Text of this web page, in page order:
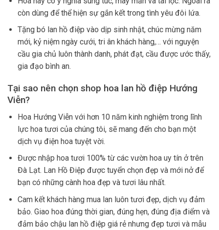
còn dùng để thể hiện sự gắn kết trong tình yêu đôi lứa.
Tặng bó lan hồ điệp vào dịp sinh nhật, chúc mừng năm
mới, kỷ niệm ngày cưới, tri ân khách hàng,… với nguyện
cầu gia chủ luôn thành danh, phát đạt, cầu được ước thấy,
gia đạo bình an.
Tại sao nên chọn shop hoa lan hồ điệp Hướng
Viễn?
Hoa Hướng Viễn với hơn 10 năm kinh nghiệm trong lĩnh
lực hoa tươi của chúng tôi, sẽ mang đến cho bạn một
dịch vụ điện hoa tuyệt vời.
Được nhập hoa tươi 100% từ các vườn hoa uy tín ở trên
Đà Lạt. Lan Hồ Điệp được tuyển chọn đẹp và mới nở để
bạn có những cành hoa đẹp và tươi lâu nhất.
Cam kết khách hàng mua lan luôn tươi đẹp, dịch vụ đảm
bảo. Giao hoa đúng thời gian, đúng hẹn, đúng địa điểm và
đảm bảo chậu lan hồ điệp giá rẻ nhưng đẹp tươi và mẫu